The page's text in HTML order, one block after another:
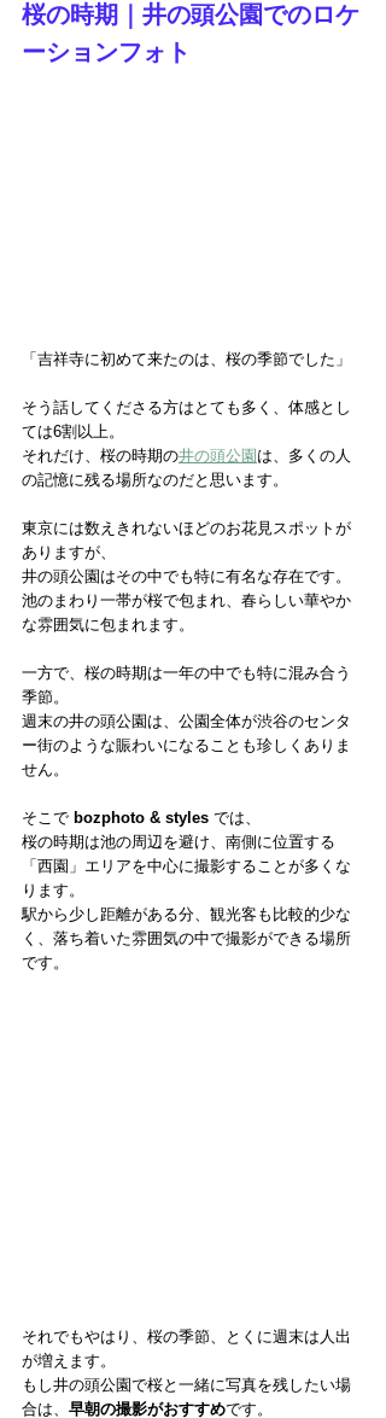
桜の時期｜井の頭公園でのロケ
ーションフォト
「吉祥寺に初めて来たのは、桜の季節でした」
そう話してくださる方はとても多く、体感とし
ては6割以上。
それだけ、桜の時期の井の頭公園 は、多くの人
の記憶に残る場所なのだと思います。
東京には数えきれないほどのお花見スポットが
ありますが、
井の頭公園はその中でも特に有名な存在です。
池のまわり一帯が桜で包まれ、春らしい華やか
な雰囲気に包まれます。
一方で、桜の時期は一年の中でも特に混み合う
季節。
週末の井の頭公園は、公園全体が渋谷のセンタ
ー街のような賑わいになることも珍しくありま
せん。
そこで bozphoto & styles では、
桜の時期は池の周辺を避け、南側に位置する
「西園」エリアを中心に撮影することが多くな
ります。
駅から少し距離がある分、観光客も比較的少な
く、落ち着いた雰囲気の中で撮影ができる場所
です。
それでもやはり、桜の季節、とくに週末は人出
が増えます。
もし井の頭公園で桜と一緒に写真を残したい場
合は、 早朝の撮影がおすすめです。